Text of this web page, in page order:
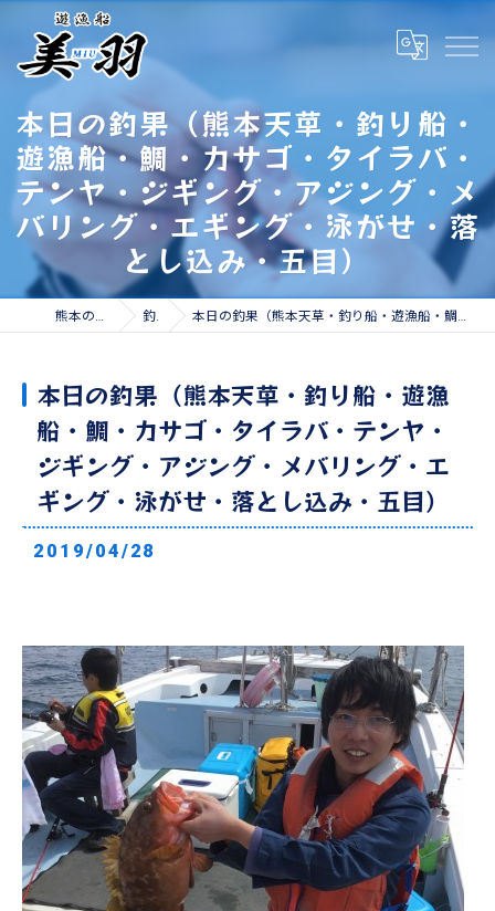
本日の釣果（熊本天草・釣り船・
遊漁船・鯛・カサゴ・タイラバ・
テンヤ・ジギング・アジング・メ
バリング・エギング・泳がせ・落
とし込み・五目）
熊本の遊漁船なら遊漁船 美羽 釣果情報 本日の釣果（熊本天草・釣り船・遊漁船・鯛・カサゴ・タイラバ・テンヤ・ジギング・アジング・メバリング・エギング・泳がせ・落とし込み・五目）
本日の釣果（熊本天草・釣り船・遊漁
船・鯛・カサゴ・タイラバ・テンヤ・
ジギング・アジング・メバリング・エ
ギング・泳がせ・落とし込み・五目）
2019/04/28